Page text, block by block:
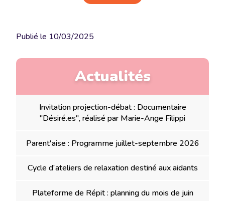
Actualités
Invitation projection-débat : Documentaire
"Désiré.es", réalisé par Marie-Ange Filippi
Parent'aise : Programme juillet-septembre 2026
Cycle d'ateliers de relaxation destiné aux aidants
Plateforme de Répit : planning du mois de juin
Publié le 10/03/2025